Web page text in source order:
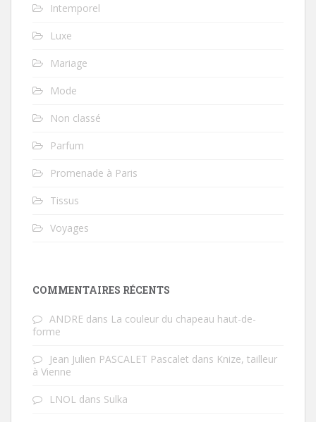
Intemporel
Luxe
Mariage
Mode
Non classé
Parfum
Promenade à Paris
Tissus
Voyages
COMMENTAIRES RÉCENTS
ANDRE dans La couleur du chapeau haut-de-
forme
Jean Julien PASCALET Pascalet dans Knize, tailleur
à Vienne
LNOL dans Sulka